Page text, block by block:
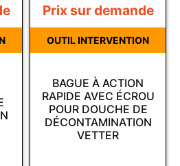
BAGUE À ACTION
RAPIDE AVEC ÉCROU
POUR DOUCHE DE
DÉCONTAMINATION
VETTER
Prix sur demande
OUTIL INTERVENTION